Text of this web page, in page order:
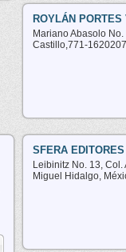
ROYLÁN PORTES
Mariano Abasolo
Castillo,771-
SFERA
Leibinitz No. 13, Col.
Miguel Hidalgo,